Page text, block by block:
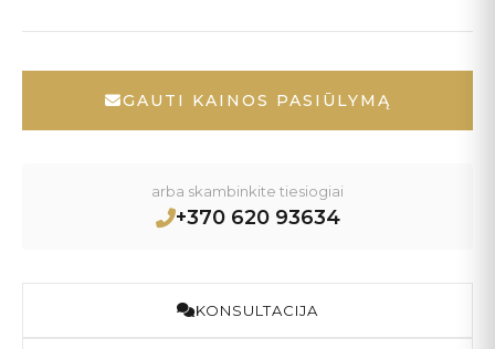
GAUTI KAINOS PASIŪLYMĄ
arba skambinkite tiesiogiai
+370 620 93634
KONSULTACIJA